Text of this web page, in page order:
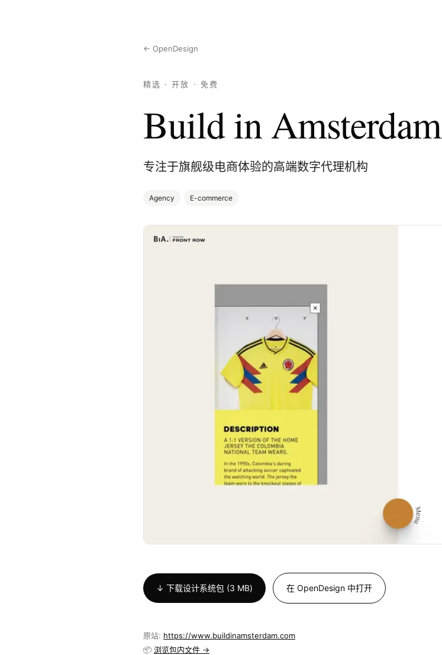
← OpenDesign
精选 · 开放 · 免费
Build in Amsterdam
专注于旗舰级电商体验的高端数字代理机构
Agency E-commerce
↓ 下载设计系统包 (3 MB) 在 OpenDesign 中打开
原站: https://www.buildinamsterdam.com
📦 浏览包内文件 →